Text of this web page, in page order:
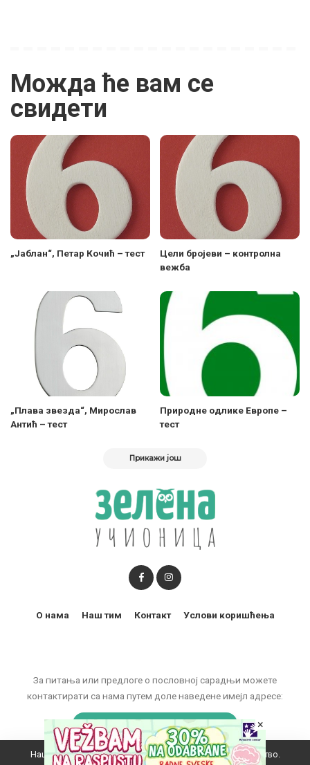
Можда ће вам се
свидети
„Јаблан“, Петар Кочић – тест
Цели бројеви – контролна
вежба
„Плава звезда“, Мирослав
Антић – тест
Природне одлике Европе –
тест
Прикажи још
За питања или предлоге о пословној сарадњи можете
контактирати са нама путем доле наведене имејл адресе:
marketing@zelenaucionica.com
О нама Наш тим Контакт Услови коришћења
Наш вебсајт користи колачиће да побољша ваше искуство.
×